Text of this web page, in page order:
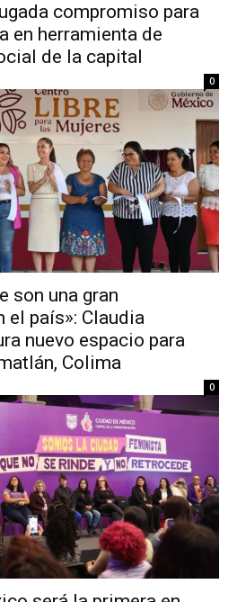
compromiso para
en herramienta de
de la capital
0
son una gran
el país»: Claudia
nuevo espacio para
Colima
0